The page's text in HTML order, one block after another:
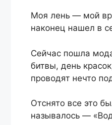
Моя лень — мой
наконец нашел в
Сейчас пошла
битвы, день
проводят нечто
Отснято все это
называлось —